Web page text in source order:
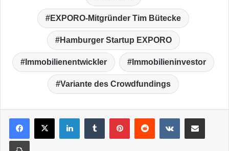
EXPORO-Mitgründer Tim Bütecke
Hamburger Startup EXPORO
Immobilienentwickler Immobilieninvestor
Variante des Crowdfundings
LinkedIn VKontakte
Drucken